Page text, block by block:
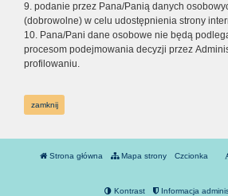
9. podanie przez Pana/Panią danych
(dobrowolne) w celu udostępnienia strony
10. Pana/Pani dane osobowe nie będą
procesom podejmowania decyzji przez
profilowaniu.
zamknij
Strona główna Mapa strony Czcionka
Kontrast Informacja